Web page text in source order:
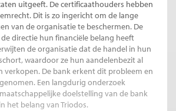
uitgeeft. De certificaathouders hebben
Dit is zo ingericht om de lange
van de organisatie te beschermen. De
directie hun financiële belang heeft
de organisatie dat de handel in hun
waardoor ze hun aandelenbezit al
verkopen. De bank erkent dit probleem en
Een langdurig onderzoek
doelstelling van de bank
het belang van Triodos.